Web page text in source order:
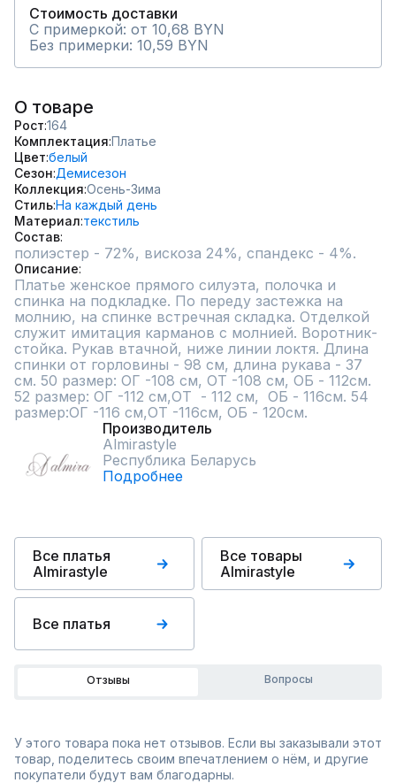
Стоимость доставки
С примеркой: от 10,68 BYN
Без примерки: 10,59 BYN
О товаре
Рост 164
Комплектация Платье
Цвет белый
Сезон Демисезон
Коллекция Осень-Зима
СтильНа каждый день
Материал текстиль
Состав
полиэстер - 72%, вискоза 24%, спандекс - 4%.
Описание
Платье женское прямого силуэта, полочка и
спинка на подкладке. По переду застежка на
молнию, на спинке встречная складка. Отделкой
служит имитация карманов с молнией. Воротник-
стойка. Рукав втачной, ниже линии локтя. Длина
спинки от горловины - 98 см, длина рукава - 37
см. 50 размер: ОГ -108 см, ОТ -108 см, ОБ - 112см.
52 размер: ОГ -112 см,ОТ  - 112 см,  ОБ - 116см. 54
размер:ОГ -116 см,ОТ -116см, ОБ - 120см.
Производитель
Almirastyle
Республика Беларусь
Подробнее
Все платья
Almirastyle
Все товары
Almirastyle
Все платья
Отзывы Вопросы
У этого товара пока нет отзывов. Если вы заказывали этот
товар, поделитесь своим впечатлением о нём, и другие
покупатели будут вам благодарны.